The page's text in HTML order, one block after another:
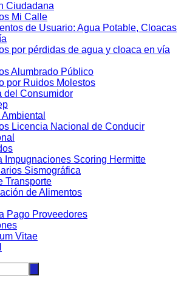
Ciudadana
Mi Calle
de Usuario: Agua Potable, Cloacas
por pérdidas de agua y cloaca en vía
Alumbrado Público
por Ruidos Molestos
del Consumidor
Licencia Nacional de Conducir
Impugnaciones Scoring Hermitte
Sismográfica
Transporte
de Alimentos
Pago Proveedores
Vitae